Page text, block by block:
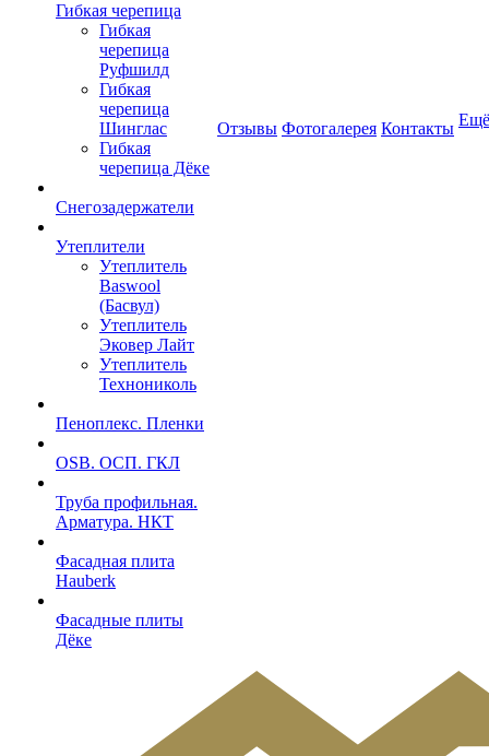
Гибкая черепица
Гибкая
черепица
Руфшилд
Гибкая
черепица
Шинглас
Гибкая
черепица Дёке
Снегозадержатели
Утеплители
Утеплитель
Baswool
(Басвул)
Утеплитель
Эковер Лайт
Утеплитель
Технониколь
Пеноплекс. Пленки
OSB. ОСП. ГКЛ
Труба профильная.
Арматура. НКТ
Фасадная плита
Hauberk
Фасадные плиты
Дёке
Отзывы Фотогалерея Контакты Ещё